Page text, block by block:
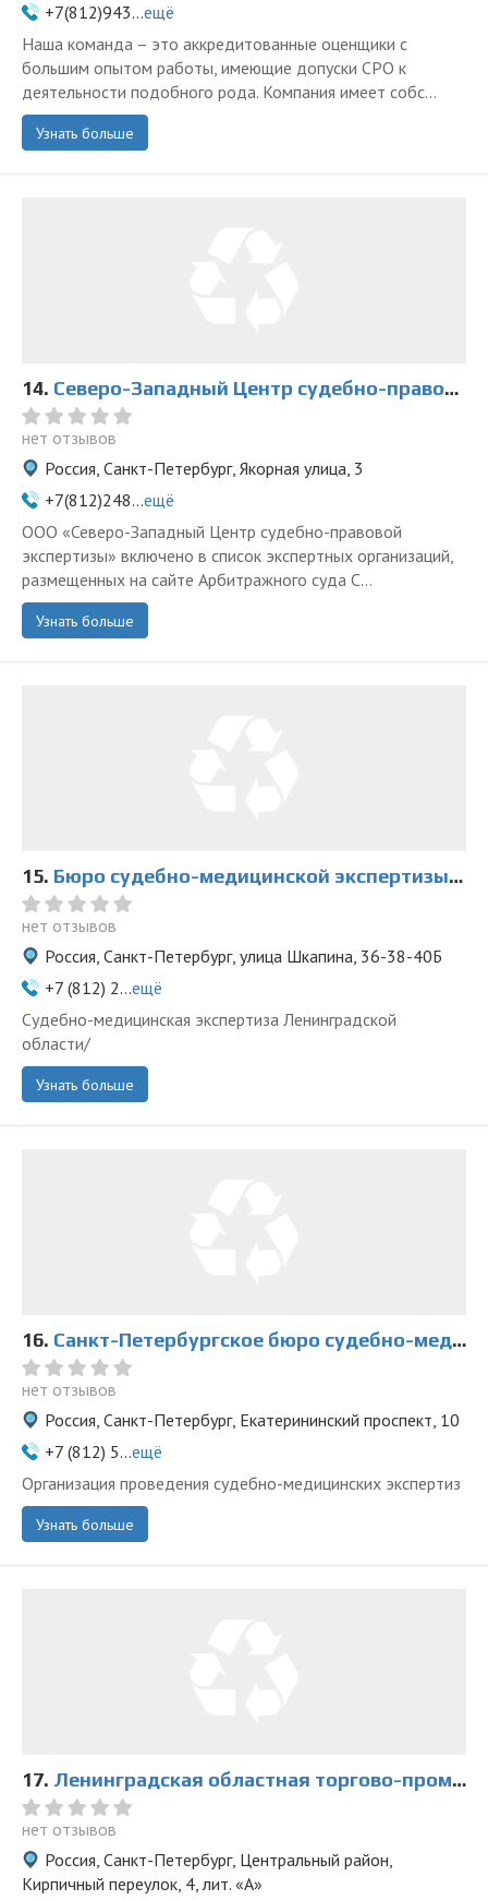
+7(812)943...ещё
Наша команда – это аккредитованные оценщики с
большим опытом работы, имеющие допуски СРО к
деятельности подобного рода. Компания имеет собс...
Узнать больше
14. Северо-Западный Центр судебно-правовой экспертизы
нет отзывов
Россия, Санкт-Петербург, Якорная улица, 3
+7(812)248...ещё
ООО «Северо-Западный Центр судебно-правовой
экспертизы» включено в список экспертных организаций,
размещенных на сайте Арбитражного суда С...
Узнать больше
15. Бюро судебно-медицинской экспертизы Ленинградской области
нет отзывов
Россия, Санкт-Петербург, улица Шкапина, 36-38-40Б
+7 (812) 2...ещё
Судебно-медицинская экспертиза Ленинградской
области/
Узнать больше
16. Санкт-Петербургское бюро судебно-медицинской экспертизы
нет отзывов
Россия, Санкт-Петербург, Екатерининский проспект, 10
+7 (812) 5...ещё
Организация проведения судебно-медицинских экспертиз
Узнать больше
17. Ленинградская областная торгово-промышленная палата
нет отзывов
Россия, Санкт-Петербург, Центральный район,
Кирпичный переулок, 4, лит. «А»